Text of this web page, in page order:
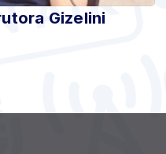
Gizelini